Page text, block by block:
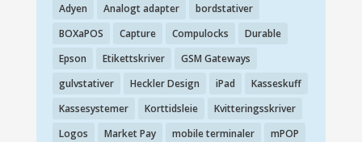
Adyen Analogt adapter
bordstativer
BOXaPOS
Capture Compulocks
Durable
Epson
Etikettskriver
GSM Gateways
gulvstativer
Heckler Design iPad
Kasseskuff
Kassesystemer
Korttidsleie
Kvitteringsskriver
Logos
Market Pay mobile terminaler
mPOP